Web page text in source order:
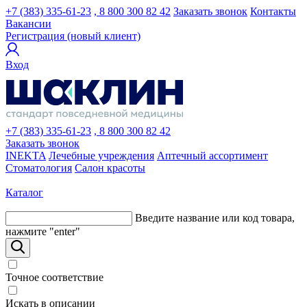
+7 (383) 335-61-23 , 8 800 300 82 42 Заказать звонок Контакты
Вакансии
Регистрация (новый клиент)
Вход
+7 (383) 335-61-23 , 8 800 300 82 42
Заказать звонок
INEKTA Лечебные учреждения Аптечный ассортимент
Стоматология Салон красоты
Каталог
Введите название или код товара,
нажмите "enter"
Точное соответствие
Искать в описании